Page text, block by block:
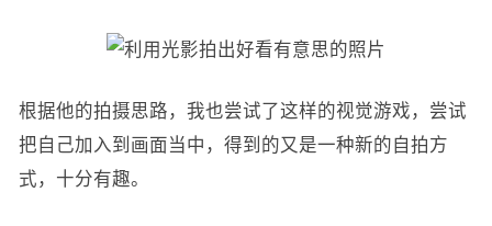
根据他的拍摄思路，我也尝试了这样的视觉游戏，尝试
把自己加入到画面当中，得到的又是一种新的自拍方
式，十分有趣。